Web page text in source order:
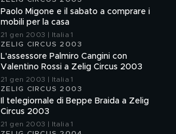
Paolo Migone e il sabato a comprare i
mobili per la casa
21 gen 2003 | Italia 1
ZELIG CIRCUS 2003
L'assessore Palmiro Cangini con
Valentino Rossi a Zelig Circus 2003
21 gen 2003 | Italia 1
ZELIG CIRCUS 2003
Il telegiornale di Beppe Braida a Zelig
Circus 2003
21 gen 2003 | Italia 1